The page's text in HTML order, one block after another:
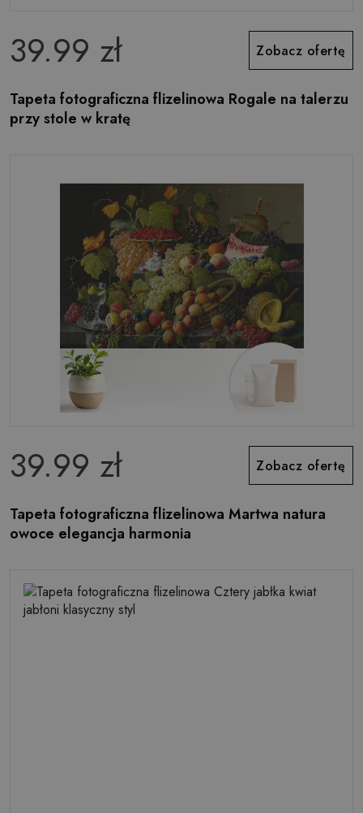
39.99 zł Zobacz ofertę
Tapeta fotograficzna flizelinowa Rogale na talerzu
przy stole w kratę
39.99 zł Zobacz ofertę
Tapeta fotograficzna flizelinowa Martwa natura
owoce elegancja harmonia